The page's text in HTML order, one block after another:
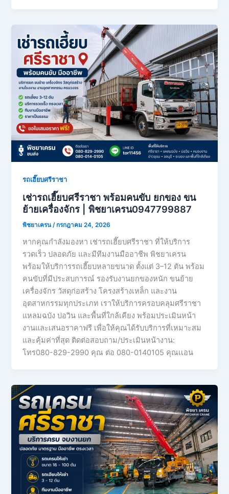
รถเฮี๊ยบศรีราชา
เช่ารถเฮี๊ยบศรีราชา พร้อมคนขับ ยกของ ขน
ย้ายเครื่องจักร | พิชยาเครน0947799887
พิชยาเครน /กรกฎาคม 24, 2026
หากคุณกำลังมองหา เช่ารถเฮี๊ยบศรีราชา ที่ให้บริการ
รวดเร็ว ปลอดภัย และมีทีมงานมืออาชีพ พิชยาเครน
พร้อมให้บริการรถเฮี๊ยบหลายขนาด ตั้งแต่ 3–12 ตัน พร้อม
คนขับที่มีประสบการณ์ รองรับงานยกของหนัก ขนย้าย
เครื่องจักร วัสดุก่อสร้าง โครงสร้างเหล็ก และงาน
อุตสาหกรรมทุกประเภท เราให้บริการครอบคลุมศรีราชา
แหลมฉบัง บ่อวิน และพื้นที่ใกล้เคียง พร้อมประเมินหน้า
งานและเสนอราคาฟรี เพื่อให้คุณได้รับบริการที่เหมาะสม
และคุ้มค่าที่สุด ติดต่อสอบถาม/ประเมินหน้างาน:
โทร080-829-2990 คุณ ต่อ 080-0140105 คุณเเอน